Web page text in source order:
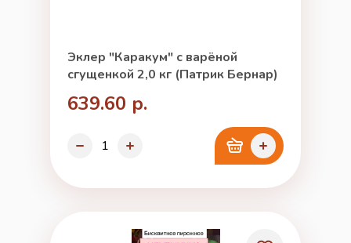
Эклер "Каракум" с варёной
сгущенкой 2,0 кг (Патрик Бернар)
639.60 р.